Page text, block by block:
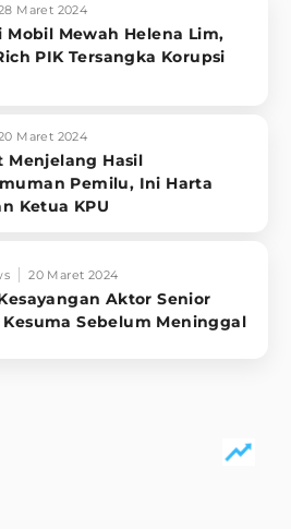
Maret 2024
Mobil Mewah Helena Lim,
PIK Tersangka Korupsi
Maret 2024
Menjelang Hasil
Pemilu, Ini Harta
Ketua KPU
20 Maret 2024
Aktor Senior
Kesuma Sebelum Meninggal